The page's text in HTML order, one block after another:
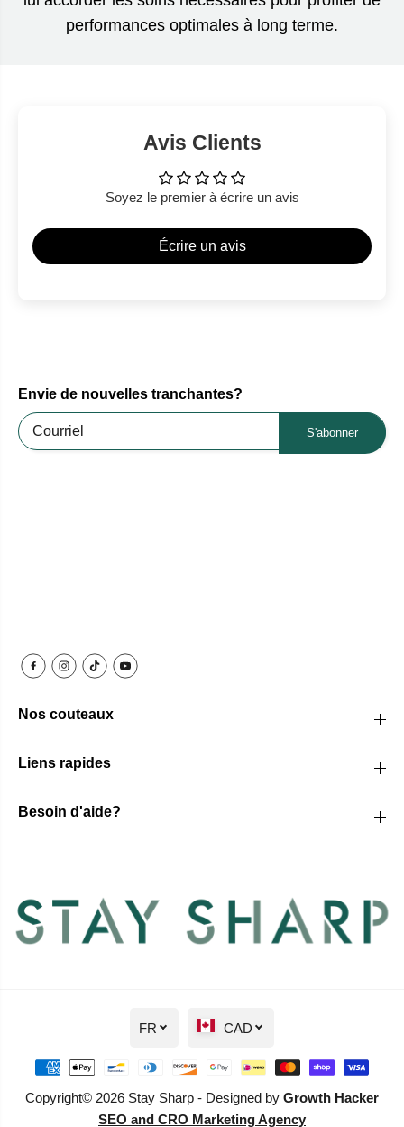
performances optimales à long terme.
Avis Clients
Soyez le premier à écrire un avis
Écrire un avis
Envie de nouvelles tranchantes?
S'abonner
Nos couteaux
Liens rapides
Besoin d'aide?
Copyright© 2026 Stay Sharp - Designed by Growth Hacker
SEO and CRO Marketing Agency
FR CAD